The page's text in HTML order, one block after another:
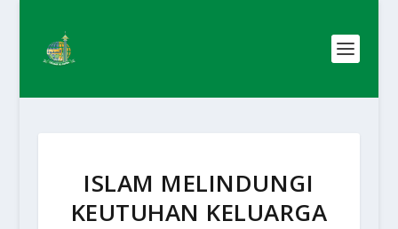
ISLAM MELINDUNGI
KEUTUHAN KELUARGA